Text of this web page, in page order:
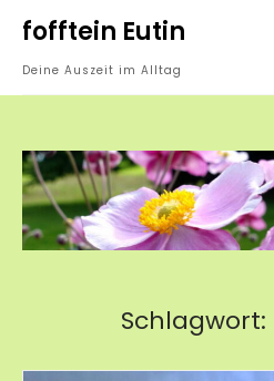
Skip
content
fofftein Eutin
Deine Auszeit im Alltag
Schlagwort: